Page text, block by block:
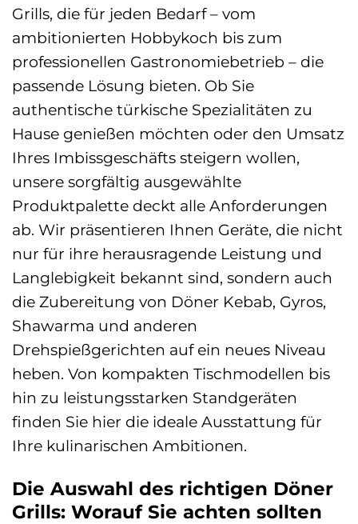
Grills, die für jeden Bedarf – vom
ambitionierten Hobbykoch bis zum
professionellen Gastronomiebetrieb – die
passende Lösung bieten. Ob Sie
authentische türkische Spezialitäten zu
Hause genießen möchten oder den Umsatz
Ihres Imbissgeschäfts steigern wollen,
unsere sorgfältig ausgewählte
Produktpalette deckt alle Anforderungen
ab. Wir präsentieren Ihnen Geräte, die nicht
nur für ihre herausragende Leistung und
Langlebigkeit bekannt sind, sondern auch
die Zubereitung von Döner Kebab, Gyros,
Shawarma und anderen
Drehspießgerichten auf ein neues Niveau
heben. Von kompakten Tischmodellen bis
hin zu leistungsstarken Standgeräten
finden Sie hier die ideale Ausstattung für
Ihre kulinarischen Ambitionen.
Die Auswahl des richtigen Döner
Grills: Worauf Sie achten sollten